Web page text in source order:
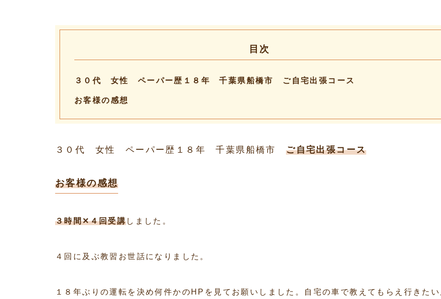
目次
３０代 女性 ペーパー歴１８年 千葉県船橋市 ご自宅出張コース
お客様の感想
３０代 女性 ペーパー歴１８年 千葉県船橋市ご自宅出張コース
お客様の感想
３時間✕４回受講しました。
４回に及ぶ教習お世話になりました。
１８年ぶりの運転を決め何件かのHPを見てお願いしました。自宅の車で教えてもらえ行きた